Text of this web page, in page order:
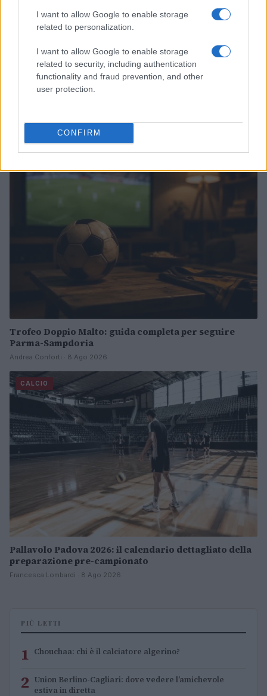
I want to allow Google to enable storage
related to personalization.
I want to allow Google to enable storage
related to security, including authentication
functionality and fraud prevention, and other
user protection.
CONFIRM
trasferimento dall’Atalanta
Trofeo Doppio Malto: guida completa per seguire
Parma-Sampdoria
Andrea Conforti · 8 Ago 2026
CALCIO
Pallavolo Padova 2026: il calendario dettagliato della
preparazione pre-campionato
Francesca Lombardi · 8 Ago 2026
PIÙ LETTI
1 Chouchaa: chi è il calciatore algerino?
2 Union Berlino-Cagliari: dove vedere l’amichevole
estiva in diretta